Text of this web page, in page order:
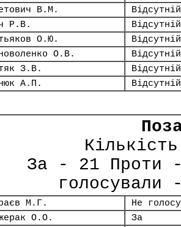
В.М.
Відсутній
Р.В.
Відсутній
О.Ю.
Відсутній
О.В.
Відсутній
З.В.
Відсутній
А.П.
Відсутній
За - 21 Проти
М.Г.
Не
О.О.
За